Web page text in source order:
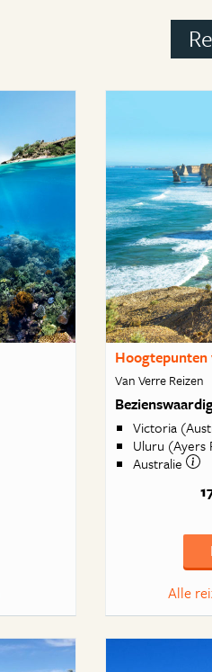
Van Verre Reizen
Victoria
Uluru (Ayers
Australie
Alle